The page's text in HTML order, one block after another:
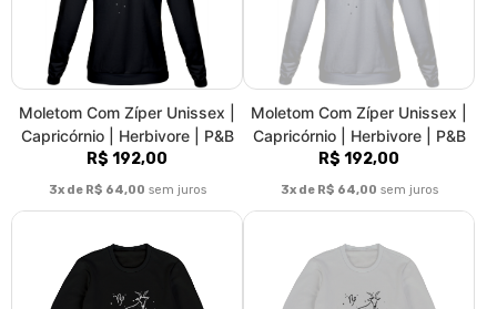
Blusão Moletom Unissex |
Capricórnio | Herbivore | P&B
R$ 180,00
3x de R$ 60,00 sem juros
Blusão Moletom Unissex |
Capricórnio | Herbivore | P&B
R$ 180,00
3x de R$ 60,00 sem juros